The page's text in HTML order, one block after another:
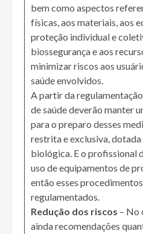
bem como aspectos
físicas, aos materiais, aos
proteção individual e
biossegurança e aos
minimizar riscos aos
saúde envolvidos.
A partir da
de saúde deverão manter
para o preparo desses
restrita e exclusiva,
biológica. E o profissional
uso de equipamentos de
então esses
regulamentados.
Redução dos riscos – No
ainda recomendações